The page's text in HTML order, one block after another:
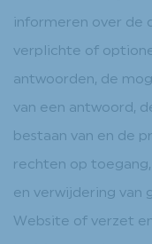
informeren over de
verplichte of
antwoorden, de
van een antwoord,
bestaan van en de
rechten op
en verwijdering van
Website of verzet